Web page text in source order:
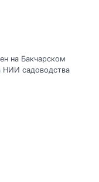
на Бакчарском
НИИ садоводства